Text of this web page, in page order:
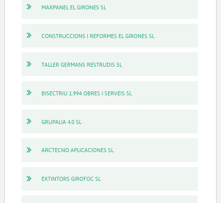
MAXPANEL EL GIRONES SL
CONSTRUCCIONS I REFORMES EL GIRONES SL
TALLER GERMANS RESTRUDIS SL
BISECTRIU 1.994 OBRES I SERVEIS SL
GRUPALIA 4.0 SL
ARCTECNO APLICACIONES SL
EXTINTORS GIROFOC SL